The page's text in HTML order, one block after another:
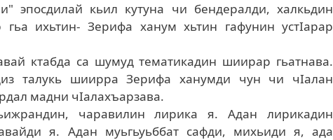
эпосдилай кьил кутуна чи бендералди, халкьдин
ихьтин- Зерифа ханум хьтин гафунин устIарар
ктабда са шумуд тематикадин шиирар гьатнава.
талукь шиирра Зерифа ханумди чун чи чIалан
мадни чIалахъарзава.
чаравилин лирика я. Адан лирикадин
я. Адан муьгьуьббат сафди, михьиди я, ада